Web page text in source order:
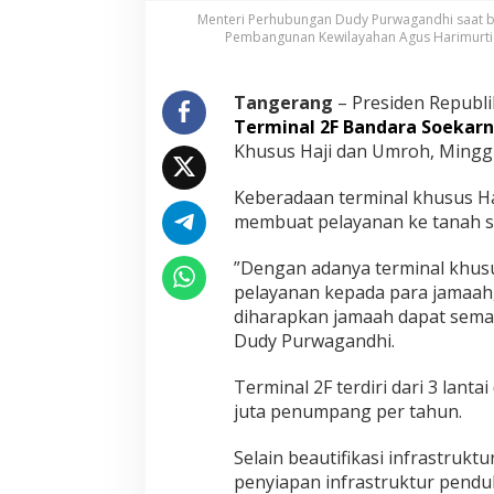
P
e
a
n
c
a
L
a
n
a
n
k
a
n
h
S
Menteri Perhubungan Dudy Purwagandhi
Pembangunan Kewilayahan Agus
Tangerang – Presiden
Terminal 2F Bandara
Khusus Haji dan Umroh,
Keberadaan terminal khusus
membuat pelayanan ke tanah
”Dengan adanya terminal
pelayanan kepada para
diharapkan jamaah dapat
Dudy Purwagandhi.
Terminal 2F terdiri dari 3 lantai
juta penumpang per tahun.
Selain beautifikasi
penyiapan infrastruktur